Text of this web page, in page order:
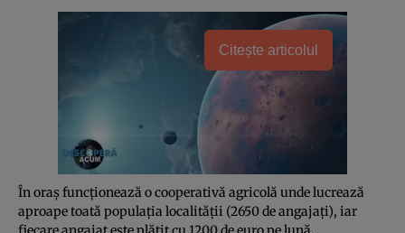
Citește articolul
În oraş funcţionează o cooperativă agricolă unde lucrează
aproape toată populaţia localităţii (2650 de angajaţi), iar